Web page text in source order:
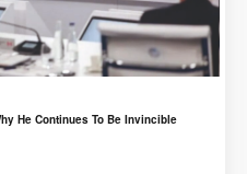
He Continues To Be Invincible